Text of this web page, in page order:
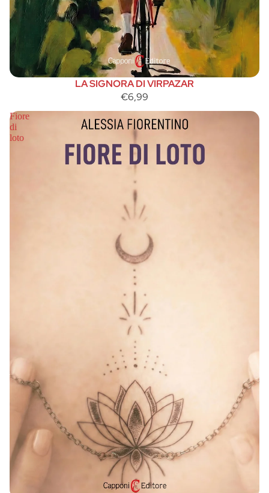
LA SIGNORA DI VIRPAZAR
€6,99
Fiore
di
loto